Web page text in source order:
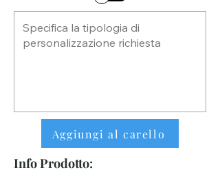
Aggiungi al carello
Info Prodotto: